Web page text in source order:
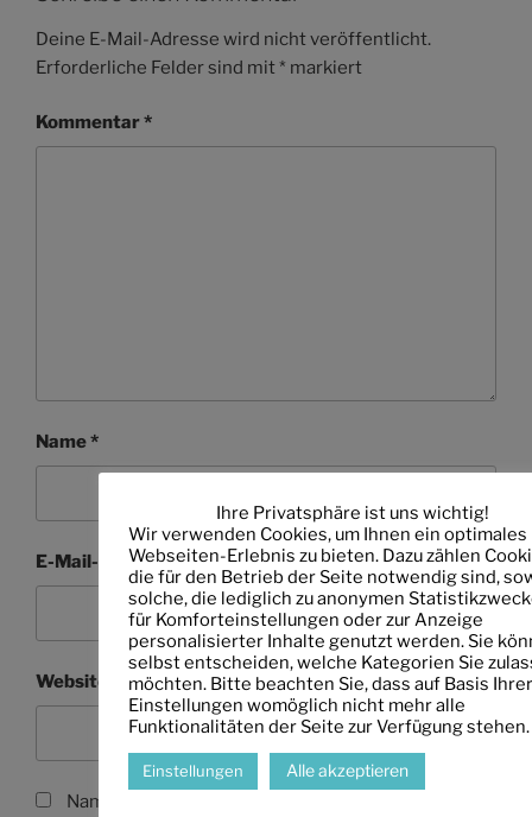
Deine E-Mail-Adresse wird nicht veröffentlicht.
Erforderliche Felder sind mit* markiert
Kommentar*
Name*
E-Mail-Adresse*
Website
Name, E-Mail-Adresse und Website in diesem
Ihre Privatsphäre ist uns wichtig!
Wir verwenden Cookies, um Ihnen ein optimales
Webseiten-Erlebnis zu bieten. Dazu zählen
die für den Betrieb der Seite notwendig sind,
solche, die lediglich zu anonymen
für Komforteinstellungen oder zur Anzeige
personalisierter Inhalte genutzt werden. Sie
selbst entscheiden, welche Kategorien Sie
möchten. Bitte beachten Sie, dass auf Basis Ihrer
Einstellungen womöglich nicht mehr alle
Funktionalitäten der Seite zur Verfügung stehen.
Einstellungen Alle akzeptieren